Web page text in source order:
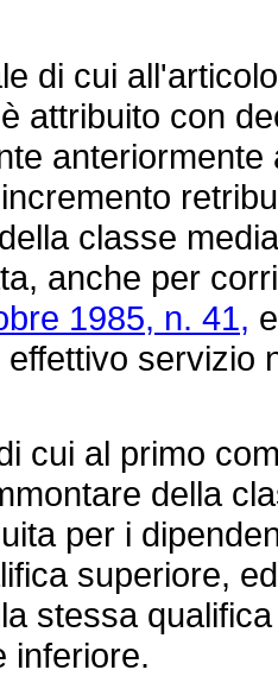
di cui
attribuito con
classe
anche per
1985, n. 41,
servizio
al primo
della
per i
superiore,
stessa
inferiore.